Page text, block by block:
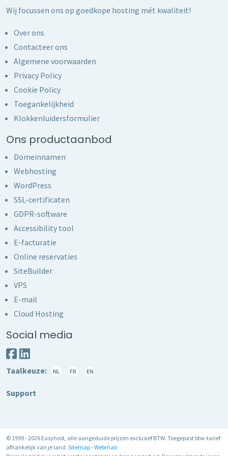
Wij focussen ons op goedkope hosting mét kwaliteit!
Over ons
Contacteer ons
Algemene voorwaarden
Privacy Policy
Cookie Policy
Toegankelijkheid
Klokkenluidersformulier
Ons productaanbod
Domeinnamen
Webhosting
WordPress
SSL-certificaten
GDPR-software
Accessibility tool
E-facturatie
Online reservaties
SiteBuilder
VPS
E-mail
Cloud Hosting
Social media
Taalkeuze: NL FR EN
Support
© 1999 - 2026 Easyhost, alle aangeduide prijzen exclusief BTW. Toegepast btw-tarief
afhankelijk van je land. Sitemap-Webmail